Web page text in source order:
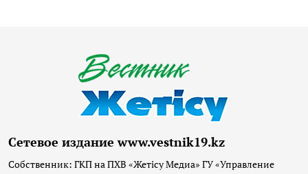
Сетевое издание www.vestnik19.kz
Собственник: ГКП на ПХВ «Жетісу Медиа» ГУ «Управление